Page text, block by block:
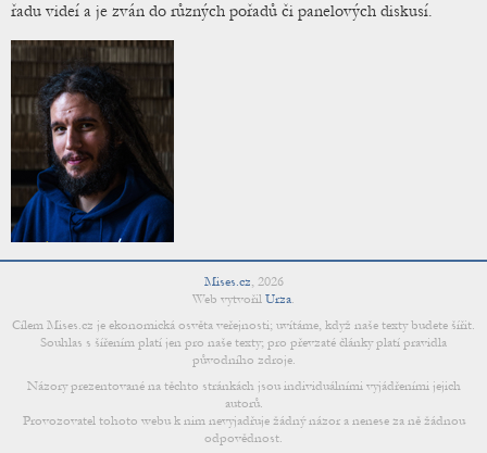
řadu videí a je zván do různých pořadů či panelových diskusí.
Mises.cz, 2026
Web vytvořil Urza.
Cílem Mises.cz je ekonomická osvěta veřejnosti; uvítáme, když naše texty budete šířit.
Souhlas s šířením platí jen pro naše texty; pro převzaté články platí pravidla
původního zdroje.
Názory prezentované na těchto stránkách jsou individuálními vyjádřeními jejich
autorů.
Provozovatel tohoto webu k nim nevyjadřuje žádný názor a nenese za ně žádnou
odpovědnost.